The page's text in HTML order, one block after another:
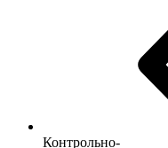
Контрольно-